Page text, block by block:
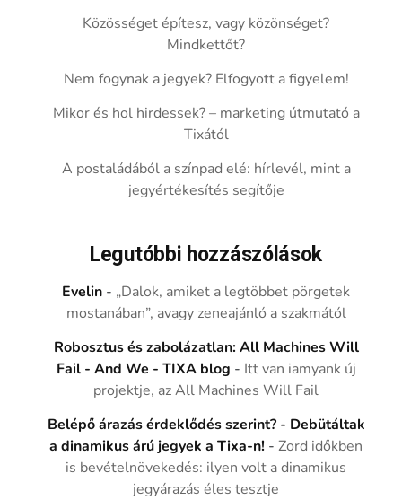
Közösséget építesz, vagy közönséget?
Mindkettőt?
Nem fogynak a jegyek? Elfogyott a figyelem!
Mikor és hol hirdessek? – marketing útmutató a
Tixától
A postaládából a színpad elé: hírlevél, mint a
jegyértékesítés segítője
Legutóbbi hozzászólások
Evelin - „Dalok, amiket a legtöbbet pörgetek
mostanában”, avagy zeneajánló a szakmától
Robosztus és zabolázatlan: All Machines Will
Fail - And We - TIXA blog - Itt van iamyank új
projektje, az All Machines Will Fail
Belépő árazás érdeklődés szerint? - Debütáltak
a dinamikus árú jegyek a Tixa-n! -Zord időkben
is bevételnövekedés: ilyen volt a dinamikus
jegyárazás éles tesztje